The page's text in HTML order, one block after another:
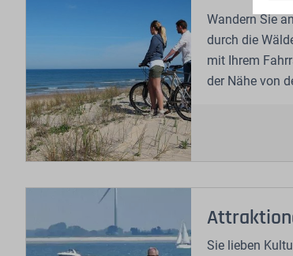
Wandern Sie
durch die
mit Ihrem
der Nähe von
Sie lieben